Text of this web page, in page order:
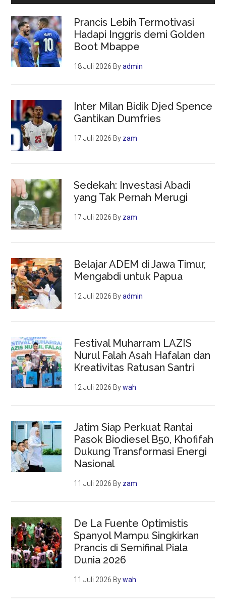
Prancis Lebih Termotivasi
Hadapi Inggris demi Golden
Boot Mbappe
18 Juli 2026 Byadmin
Inter Milan Bidik Djed Spence
Gantikan Dumfries
17 Juli 2026 By zam
Sedekah: Investasi Abadi
yang Tak Pernah Merugi
17 Juli 2026 By zam
Belajar ADEM di Jawa Timur,
Mengabdi untuk Papua
12 Juli 2026 Byadmin
Festival Muharram LAZIS
Nurul Falah Asah Hafalan dan
Kreativitas Ratusan Santri
12 Juli 2026 Bywah
Jatim Siap Perkuat Rantai
Pasok Biodiesel B50, Khofifah
Dukung Transformasi Energi
Nasional
11 Juli 2026 By zam
De La Fuente Optimistis
Spanyol Mampu Singkirkan
Prancis di Semifinal Piala
Dunia 2026
11 Juli 2026 Bywah